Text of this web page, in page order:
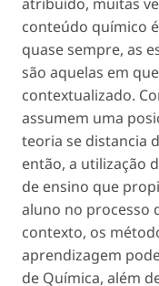
conteúdo químico
quase sempre, as
são aquelas em
contextualizado.
assumem uma
teoria se distancia
então, a utilização
de ensino que
aluno no processo
contexto, os
aprendizagem
de Química, além